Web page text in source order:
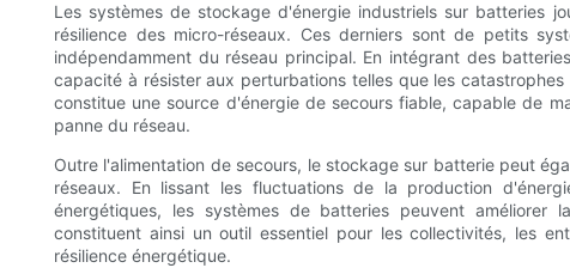
Les systèmes de stockage d'énergie industriels sur batteries
résilience des micro-réseaux. Ces derniers sont de petits
indépendamment du réseau principal. En intégrant des
capacité à résister aux perturbations telles que les
constitue une source d'énergie de secours fiable, capable de
panne du réseau.
Outre l'alimentation de secours, le stockage sur batterie peut
réseaux. En lissant les fluctuations de la production
énergétiques, les systèmes de batteries peuvent
constituent ainsi un outil essentiel pour les collectivités, les
résilience énergétique.